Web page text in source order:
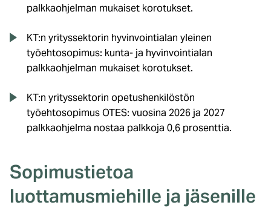
palkkaohjelman mukaiset korotukset.
KT:n yrityssektorin hyvinvointialan yleinen
työehtosopimus: kunta- ja hyvinvointialan
palkkaohjelman mukaiset korotukset.
KT:n yrityssektorin opetushenkilöstön
työehtosopimus OTES: vuosina 2026 ja 2027
palkkaohjelma nostaa palkkoja 0,6 prosenttia.
Sopimustietoa
luottamusmiehille ja jäsenille